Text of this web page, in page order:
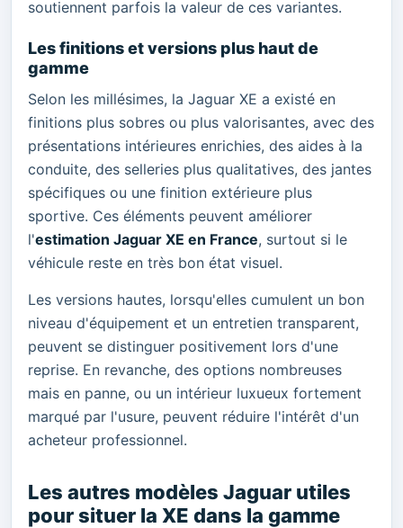
soutiennent parfois la valeur de ces variantes.
Les finitions et versions plus haut de
gamme
Selon les millésimes, la Jaguar XE a existé en
finitions plus sobres ou plus valorisantes, avec des
présentations intérieures enrichies, des aides à la
conduite, des selleries plus qualitatives, des jantes
spécifiques ou une finition extérieure plus
sportive. Ces éléments peuvent améliorer
l'estimation Jaguar XE en France, surtout si le
véhicule reste en très bon état visuel.
Les versions hautes, lorsqu'elles cumulent un bon
niveau d'équipement et un entretien transparent,
peuvent se distinguer positivement lors d'une
reprise. En revanche, des options nombreuses
mais en panne, ou un intérieur luxueux fortement
marqué par l'usure, peuvent réduire l'intérêt d'un
acheteur professionnel.
Les autres modèles Jaguar utiles
pour situer la XE dans la gamme